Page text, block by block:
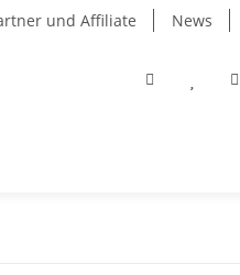
und Affiliate News